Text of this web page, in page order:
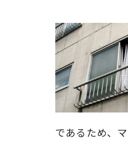
であるため、